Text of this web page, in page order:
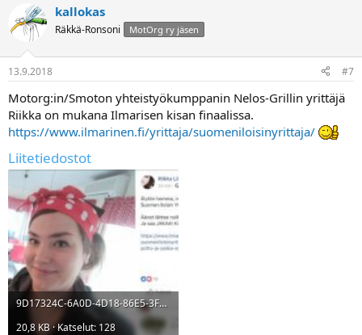
kallokas
Räkkä-Ronsoni MotOrg ry jäsen
13.9.2018 #7
Motorg:in/Smoton yhteistyökumppanin Nelos-Grillin yrittäjä
Riikka on mukana Ilmarisen kisan finaalissa.
https://www.ilmarinen.fi/yrittaja/suomeniloisinyrittaja/
Liitetiedostot
9D17324C-6A0D-4D18-86E5-3F67E7A02A26.jpg
20,8 KB · Katselut: 128